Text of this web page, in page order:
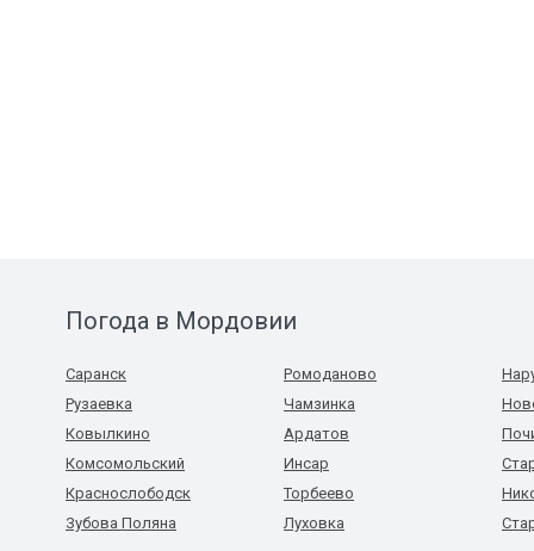
Погода в Мордовии
Саранск
Рузаевка
Ковылкино
Комсомольский
Краснослободск
Зубова Поляна
Ромоданово
Чамзинка
Ардатов
Инсар
Торбеево
Луховка